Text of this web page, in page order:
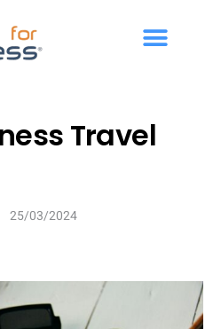
Travel
25/03/2024